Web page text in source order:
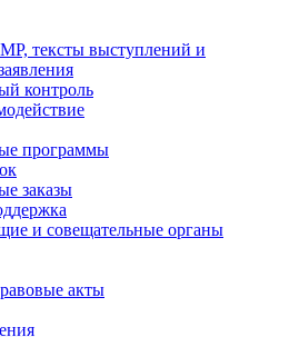
тексты выступлений и
контроль
программы
заказы
и совещательные органы
акты